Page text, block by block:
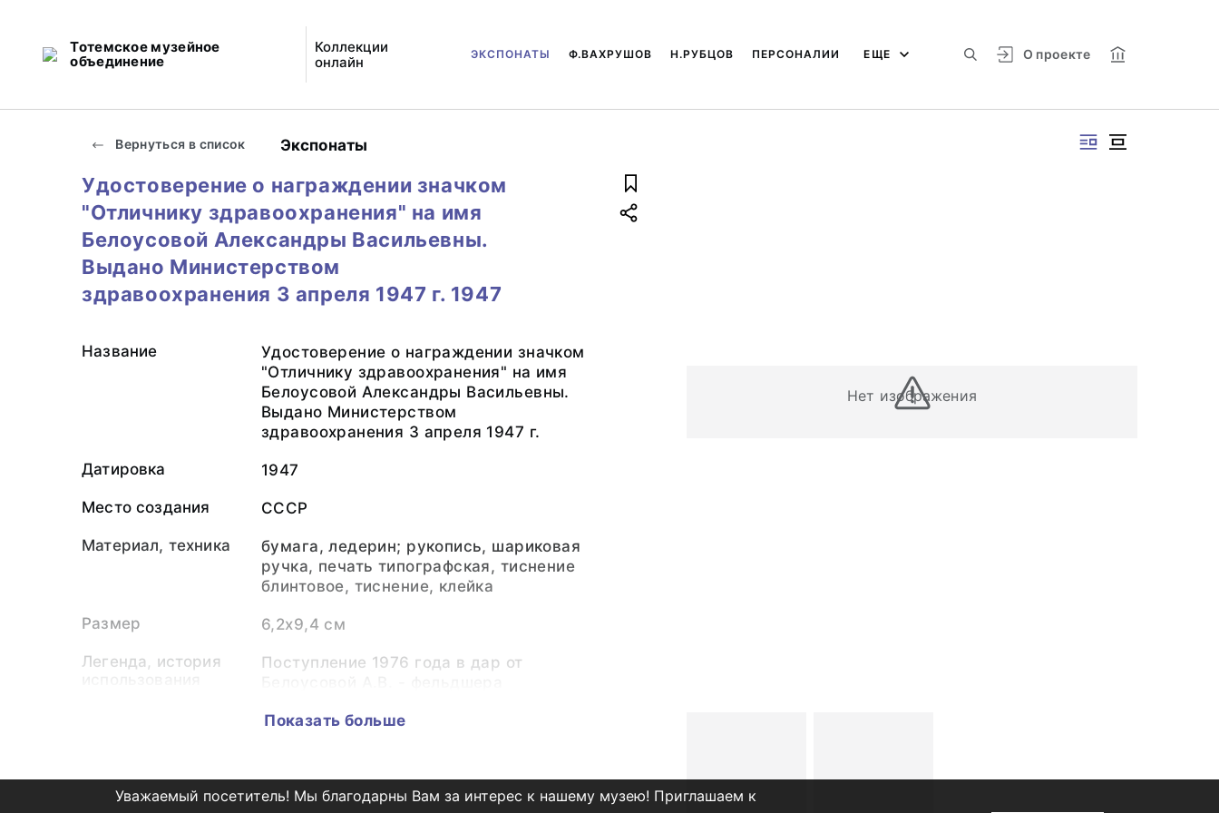
Тотемское музейное
объединение
Коллекции
онлайн
О проекте
ЭКСПОНАТЫ Ф.ВАХРУШОВ Н.РУБЦОВ ПЕРСОНАЛИИ ЕЩЕ
Вернуться в список Экспонаты
Нет изображения
Удостоверение о награждении значком
"Отличнику здравоохранения" на имя
Белоусовой Александры Васильевны.
Выдано Министерством
здравоохранения 3 апреля 1947 г. 1947
Название
Удостоверение о награждении значком
"Отличнику здравоохранения" на имя
Белоусовой Александры Васильевны.
Выдано Министерством
здравоохранения 3 апреля 1947 г.
Датировка 1947
Место создания СССР
Материал, техника
бумага, ледерин; рукопись, шариковая
ручка, печать типографская, тиснение
блинтовое, тиснение, клейка
Размер 6,2х9,4 см
Легенда, история
Поступление 1976 года в дар от
Коллекция Архивные письменные источники
Показать больше
Уважаемый посетитель! Мы благодарны Вам за интерес к нашему музею! Приглашаем к